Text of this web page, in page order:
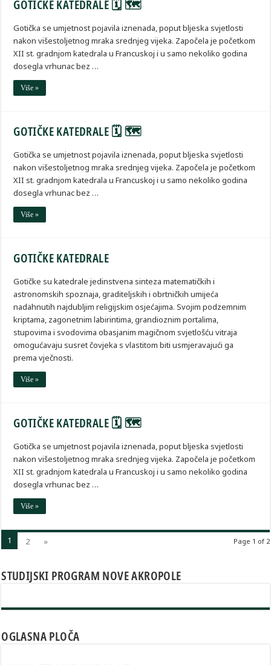
GOTIČKE KATEDRALE 🗓 🗺
Gotička se umjetnost pojavila iznenada, poput bljeska svjetlosti
nakon višestoljetnog mraka srednjeg vijeka. Započela je početkom
XII st. gradnjom katedrala u Francuskoj i u samo nekoliko godina
dosegla vrhunac bez …
Više »
GOTIČKE KATEDRALE 🗓 🗺
Gotička se umjetnost pojavila iznenada, poput bljeska svjetlosti
nakon višestoljetnog mraka srednjeg vijeka. Započela je početkom
XII st. gradnjom katedrala u Francuskoj i u samo nekoliko godina
dosegla vrhunac bez …
Više »
GOTIČKE KATEDRALE
Gotičke su katedrale jedinstvena sinteza matematičkih i
astronomskih spoznaja, graditeljskih i obrtničkih umijeća
nadahnutih najdubljim religijskim osjećajima. Svojim podzemnim
kriptama, zagonetnim labirintima, grandioznim portalima,
stupovima i svodovima obasjanim magičnom svjetlošću vitraja
omogućavaju susret čovjeka s vlastitom biti usmjeravajući ga
prema vječnosti.
Više »
GOTIČKE KATEDRALE 🗓 🗺
Gotička se umjetnost pojavila iznenada, poput bljeska svjetlosti
nakon višestoljetnog mraka srednjeg vijeka. Započela je početkom
XII st. gradnjom katedrala u Francuskoj i u samo nekoliko godina
dosegla vrhunac bez …
Više »
Page 1 of 2
1 2 »
STUDIJSKI PROGRAM NOVE AKROPOLE
OGLASNA PLOČA